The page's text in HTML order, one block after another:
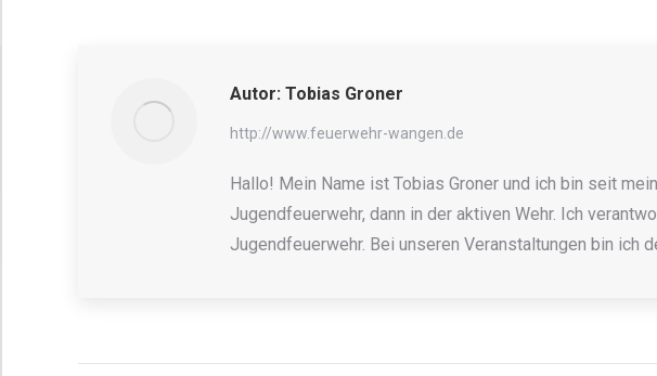
Autor: Tobias Groner
http://www.feuerwehr-wangen.de
Hallo! Mein Name ist Tobias Groner und ich bin seit
Jugendfeuerwehr, dann in der aktiven Wehr. Ich
Jugendfeuerwehr. Bei unseren Veranstaltungen bin ich